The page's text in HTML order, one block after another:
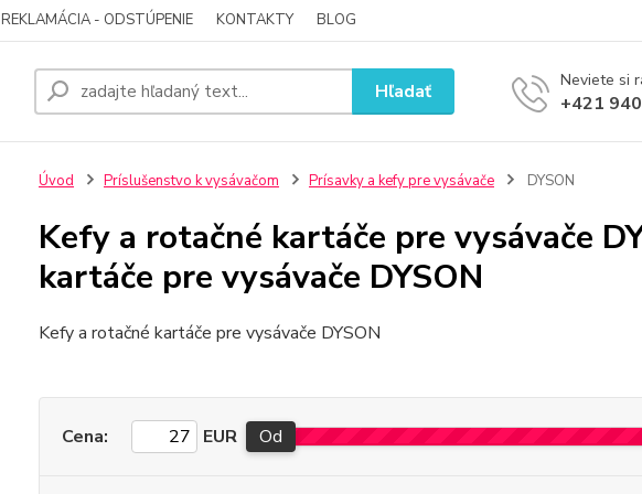
REKLAMÁCIA - ODSTÚPENIE KONTAKTY BLOG
Hľadať Neviete si
+421
Úvod Príslušenstvo k vysávačom Prísavky a kefy pre vysávače DYSON
Kefy a rotačné kartáče pre vysávače
kartáče pre vysávače DYSON
Kefy a rotačné kartáče pre vysávače DYSON
Cena: EUR Od